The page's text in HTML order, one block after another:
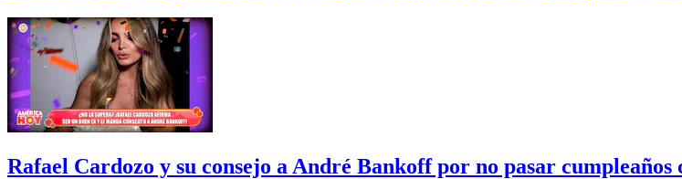
Rafael Cardozo y su consejo a André Bankoff por no pasar cumpleaños